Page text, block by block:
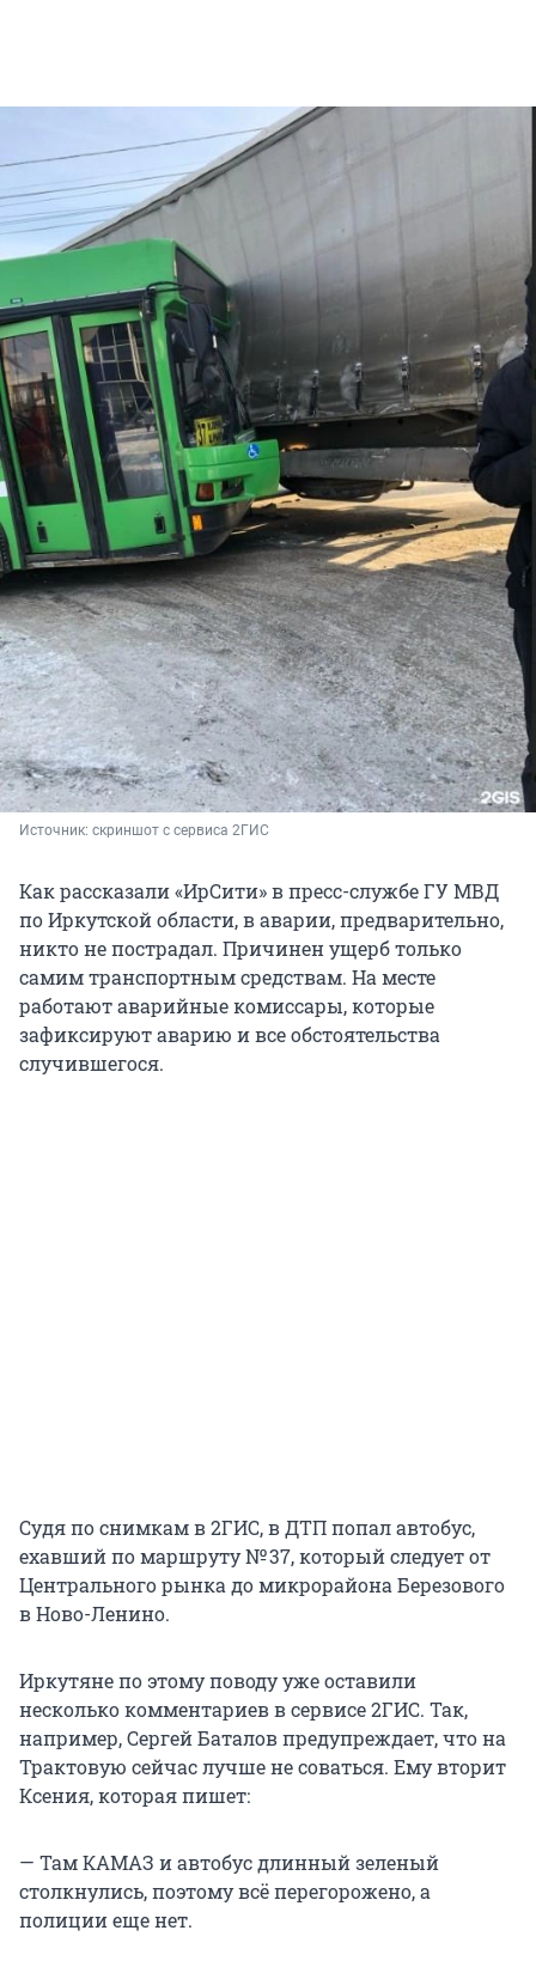
Источник: скриншот с сервиса 2ГИС
Как рассказали «ИрСити» в пресс-службе ГУ МВД
по Иркутской области, в аварии, предварительно,
никто не пострадал. Причинен ущерб только
самим транспортным средствам. На месте
работают аварийные комиссары, которые
зафиксируют аварию и все обстоятельства
случившегося.
Судя по снимкам в 2ГИС, в ДТП попал автобус,
ехавший по маршруту № 37, который следует от
Центрального рынка до микрорайона Березового
в Ново-Ленино.
Иркутяне по этому поводу уже оставили
несколько комментариев в сервисе 2ГИС. Так,
например, Сергей Баталов предупреждает, что на
Трактовую сейчас лучше не соваться. Ему вторит
Ксения, которая пишет:
— Там КАМАЗ и автобус длинный зеленый
столкнулись, поэтому всё перегорожено, а
полиции еще нет.